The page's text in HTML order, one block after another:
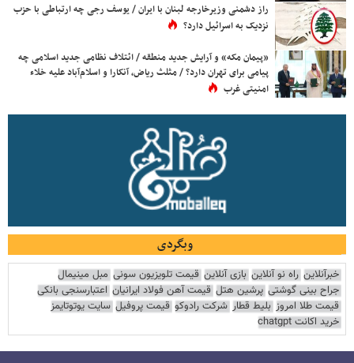
راز دشمنی وزیرخارجه لبنان با ایران / یوسف رجی چه ارتباطی با حزب
نزدیک به اسرائیل دارد؟
«پیمان مکه» و آرایش جدید منطقه / ائتلاف نظامی جدید اسلامی چه
پیامی برای تهران دارد؟ / مثلث ریاض، آنکارا و اسلام‌آباد علیه خلاء
امنیتی غرب
وبگردی
خبرآنلاین راه نو آنلاین بازی آنلاین قیمت تلویزیون سونی مبل مینیمال
جراح بینی گوشتی پرشین هتل قیمت آهن فولاد ایرانیان اعتبارسنجی بانکی
قیمت طلا امروز بلیط قطار شرکت رادوکو قیمت پروفیل سایت یوتوتایمز
خرید اکانت chatgpt